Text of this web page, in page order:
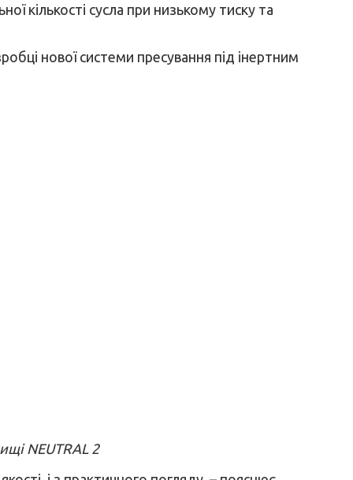
кількості сусла при низькому тиску та
нової системи пресування під інертним
NEUTRAL 2